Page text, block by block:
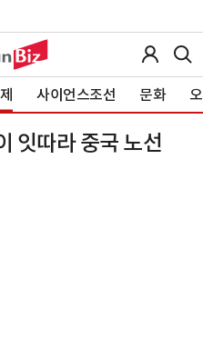
사이언스조선 문화
잇따라 중국 노선